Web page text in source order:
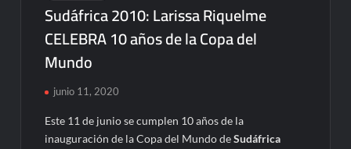
Sudáfrica 2010: Larissa Riquelme
CELEBRA 10 años de la Copa del
Mundo
junio 11, 2020
Este 11 de junio se cumplen 10 años de la
inauguración de la Copa del Mundo deSudáfrica